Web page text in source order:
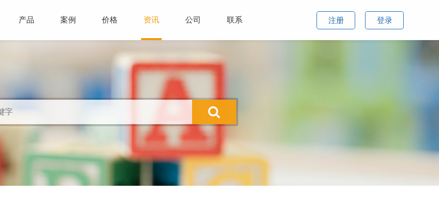
产品 案例 价格 资讯 公司 联系 注册 登录